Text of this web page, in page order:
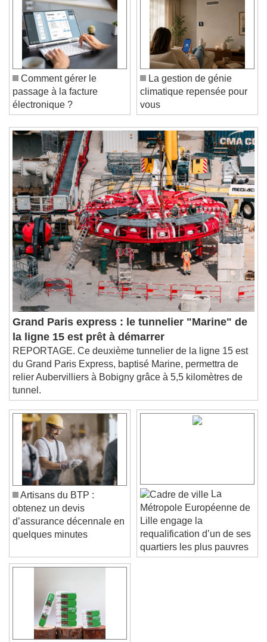
Video Player is loading.
Play Video
Play
Skip Backward
Skip Forward
Unmute
Current Time0:00
/
Duration-:-
Loaded:0%
Stream Type
LIVE
Seek to live, currently behind live
LIVE
Remaining Time-0:00
1x
Playback Rate
Chapters
Chapters
Descriptions
descriptions off, selected
Subtitles
subtitles settings, opens subtitles
settings dialog
subtitles off, selected
Audio Track
Picture-in-Picture
Fullscreen
This is a modal window.
and close the window.
Text
Color
Text Background
Color
Caption Area Background
Color
Text Edge Style
Font Family
Comment gérer le
passage à la facture
électronique ?
La gestion de génie
climatique repensée pour
vous
Grand Paris express : le tunnelier "Marine" de
la ligne 15 est prêt à démarrer
REPORTAGE. Ce deuxième tunnelier de la ligne 15 est
du Grand Paris Express, baptisé Marine, permettra de
relier Aubervilliers à Bobigny grâce à 5,5 kilomètres de
tunnel.
Artisans du BTP :
obtenez un devis
d’assurance décennale en
La
Métropole Européenne de
Lille engage la
requalification d’un de ses
quartiers les plus pauvres